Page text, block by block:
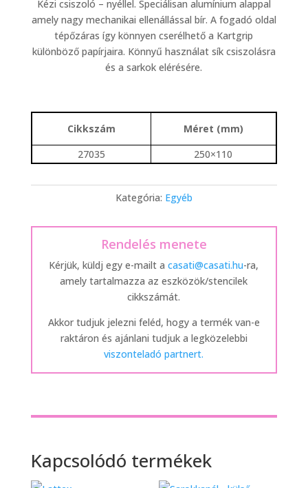
Kézi csiszoló – nyéllel. Speciálisan alumínium alappal
amely nagy mechanikai ellenállással bír. A fogadó oldal
tépőzáras így könnyen cserélhető a Kartgrip
különböző papírjaira. Könnyű használat sík csiszolásra
és a sarkok elérésére.
Cikkszám
Méret (mm)
27035
250×110
Kategória: Egyéb
Rendelés menete
Kérjük, küldj egy e-mailt acasati@casati.hu-ra,
amely tartalmazza az eszközök/stencilek
cikkszámát.
Akkor tudjuk jelezni feléd, hogy a termék van-e
raktáron és ajánlani tudjuk a legközelebbi
viszonteladó partnert.
Kapcsolódó termékek